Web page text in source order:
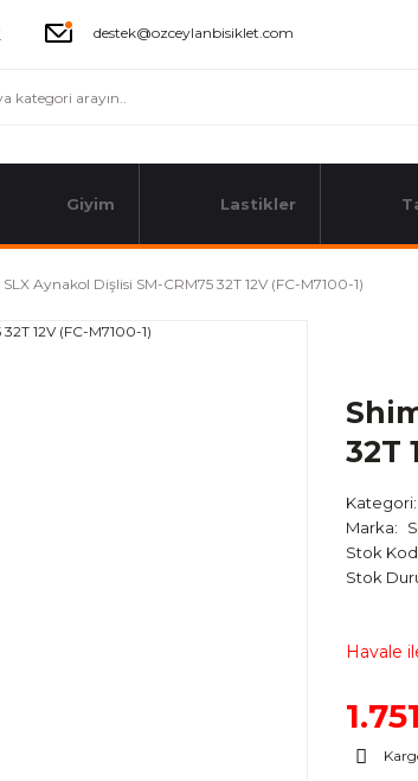
destek@ozceylanbisiklet.com
Giyim Lastikler
Aynakol Dişlisi SM-CRM75 32T 12V (FC-M7100-1)
32T
Kategori
Marka
Stok
Stok
Havale